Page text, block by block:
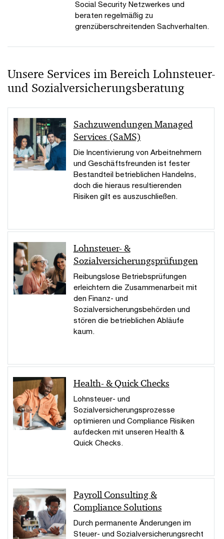
Social Security Netzwerkes und
beraten regelmäßig zu
grenzüberschreitenden Sachverhalten.
Unsere Services im Bereich Lohnsteuer-
und Sozialversicherungsberatung
Sachzuwendungen Managed
Services (SaMS)
Die Incentivierung von Arbeitnehmern
und Geschäftsfreunden ist fester
Bestandteil betrieblichen Handelns,
doch die hieraus resultierenden
Risiken gilt es auszuschließen.
Lohnsteuer- &
Sozialversicherungsprüfungen
Reibungslose Betriebsprüfungen
erleichtern die Zusammenarbeit mit
den Finanz- und
Sozialversicherungsbehörden und
stören die betrieblichen Abläufe
kaum.
Health- & Quick Checks
Lohnsteuer- und
Sozialversicherungsprozesse
optimieren und Compliance Risiken
aufdecken mit unseren Health &
Quick Checks.
Payroll Consulting &
Compliance Solutions
Durch permanente Änderungen im
Steuer- und Sozialversicherungsrecht